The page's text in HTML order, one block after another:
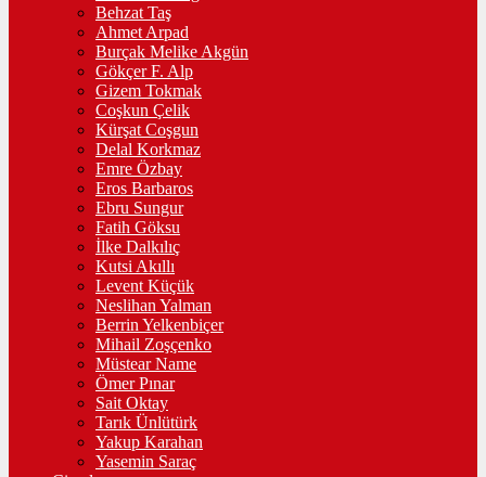
Behzat Taş
Ahmet Arpad
Burçak Melike Akgün
Gökçer F. Alp
Gizem Tokmak
Coşkun Çelik
Kürşat Coşgun
Delal Korkmaz
Emre Özbay
Eros Barbaros
Ebru Sungur
Fatih Göksu
İlke Dalkılıç
Kutsi Akıllı
Levent Küçük
Neslihan Yalman
Berrin Yelkenbiçer
Mihail Zoşçenko
Müstear Name
Ömer Pınar
Sait Oktay
Tarık Ünlütürk
Yakup Karahan
Yasemin Saraç